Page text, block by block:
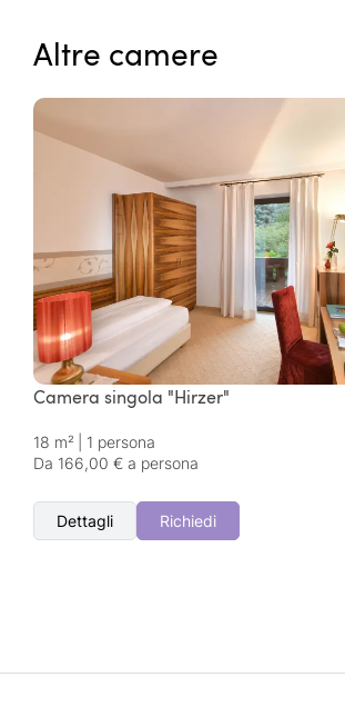
Altre camere
Camera singola "Hirzer"
18 m²
1 persona
Da 166,00 € a persona
Dettagli Richiedi